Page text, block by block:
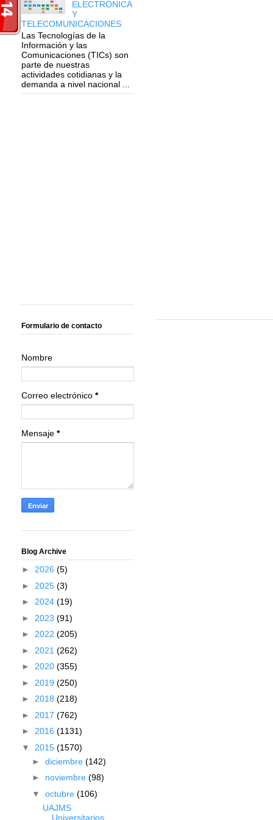
ELECTRÓNICA
Y
TELECOMUNICACIONES
Las Tecnologías de la
Información y las
Comunicaciones (TICs) son
parte de nuestras
actividades cotidianas y la
demanda a nivel nacional ...
Formulario de contacto
Nombre
Correo electrónico *
Mensaje *
Blog Archive
► 2026 (5)
► 2025 (3)
► 2024 (19)
► 2023 (91)
► 2022 (205)
► 2021 (262)
► 2020 (355)
► 2019 (250)
► 2018 (218)
► 2017 (762)
► 2016 (1131)
▼ 2015 (1570)
► diciembre (142)
► noviembre (98)
▼ octubre (106)
UAJMS
Universitarios